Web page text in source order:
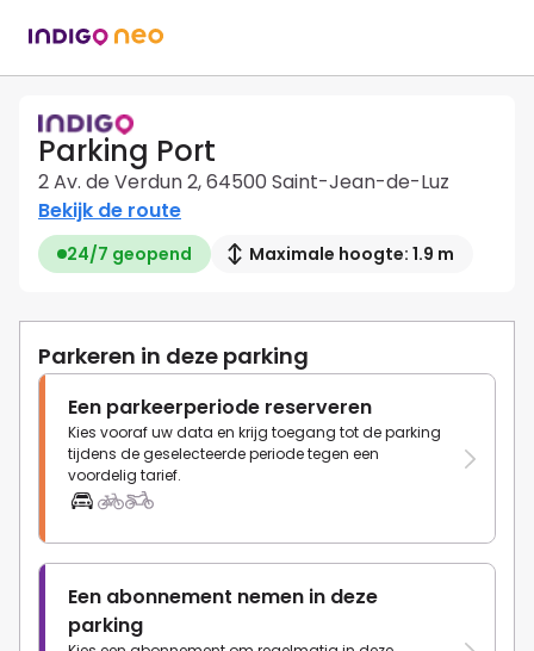
Parking Port
2 Av. de Verdun 2, 64500 Saint-Jean-de-Luz
Bekijk de route
24/7 geopend Maximale hoogte: 1.9 m
Parkeren in deze parking
Een parkeerperiode reserveren
Kies vooraf uw data en krijg toegang tot de parking
tijdens de geselecteerde periode tegen een
voordelig tarief.
Een abonnement nemen in deze
parking